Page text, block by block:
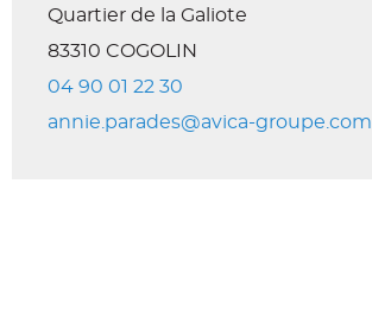
Quartier de la Galiote
83310 COGOLIN
04 90 01 22 30
annie.parades@avica-groupe.com